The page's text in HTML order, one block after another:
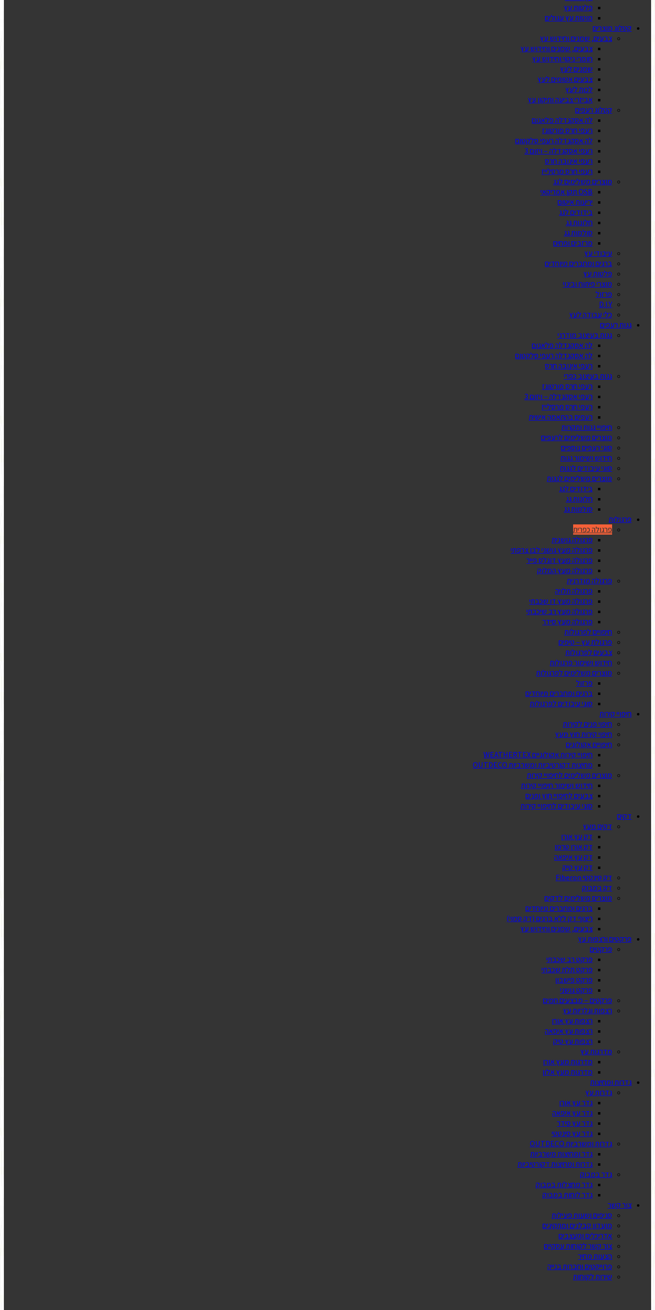
פלטות עץ
מוטות עץ עגולים
קטלוג מוצרים
צבעים, שמנים וחידוש עץ
צבעים, שמנים וחידוש עץ
חומרי ניקוי וחידוש עץ
שמנים לעץ
צבעים אטומים לעץ
לכות לעץ
אביזרי צביעה ותיקון עץ
קטלוג רעפים
לה אסקנדלה פלאנום
רעפי חרס פורטוגז
לה אסקנדלה רעפי סלקטום
רעפי אסקנדלה – ויזום 3
רעפי אינובה חרס
רעפי חרס מרסלייז
מוצרים משלימים לגג
OSB תקן אמריקאי
יריעות איטום
בידודים לגג
חלונות גג
סולמות גג
מרזבים ופחים
עיבודי עץ
ברגים ומחברים מיוחדים
פלטות עץ
מוצרי פיתוח ובינוי
פרזול
D.I.Y
כלי עבודה לעץ
גגות רעפים
גגות בעיצוב מודרני
לה אסקנדלה פלאנום
לה אסקנדלה רעפי סלקטום
רעפי אינובה חרס
גגות בעיצוב כפרי
רעפי חרס פורטוגז
רעפי אסקנדלה – ויזום 3
רעפי חרס מרסלייז
רעפים בהתאמה אישית
חיפויי גגות ותקרות
מוצרים משלימים לרעפים
סוגי רעפים נוספים
חידוש ושימור גגות
סוגי עיבודים לגגות
מוצרים משלימים לגגות
בידודים לגג
חלונות גג
סולמות גג
פרגולות
פרגולה כפרית
פרגולה גושנית
פרגולה מעץ גושני לבן צרפתי
פרגולה מעץ דוגלס פייר
פרגולה מעץ המלוק
פרגולה מודרנית
פרגולה תלויה
פרגולה מעץ דו שכבתי
פרגולה מעץ רב שיכבתי
פרגולה מעץ סידר
חיפויים לפרגולות
פרגולת עץ – טיפים
צבעים לפרגולות
חידוש ושימור פרגולות
מוצרים משלימים לפרגולות
פרזול
ברגים ומחברים מיוחדים
סוגי עיבודים לפרגולות
חיפויי קירות
חיפוי פנים לקירות
חיפוי קירות חוץ מעץ
חיפויים אקולוגים
חיפויי קירות אקולוגיים WEATHERTEX
מחיצות דקורטיביות ומשרביות OUTDECO
מוצרים משלימים לחיפויי קירות
חידוש ושימור חיפויי קירות
צבעים לחיפויי חוץ ופנים
סוגי עיבודים לחיפויי קירות
דקים
דקים מעץ
דק עץ אורן
דק אורן טרמו
דק עץ איפאה
דק עץ טיק
דק סינטטי Fiberon
דק במבוק
מוצרים משלימים לדקים
ברגים ומחברים מיוחדים
ריצוף דק ללא ברגים (דק סמוי)
צבעים, שמנים וחידוש עץ
פרקטים ורצפות עץ
פרקטים
פרקט רב שכבתי
פרקט תלת שכבתי
פרקט פישבון
פרקט גושני
פרקטים – מבצעים חמים
רצפות וגלריות עץ
רצפות עץ אורן
רצפות עץ איפאה
רצפות עץ טיק
מדרגות עץ
מדרגות מעץ אורן
מדרגות מעץ אלון
גדרות ומחיצות
גדרות עץ
גדר עץ אורן
גדר עץ איפאה
גדר עץ סידר
גדר עץ סינטטי
גדרות ומשרביות OUTDECO
גדר ומחיצות משרביות
גדרות ומחיצות דקורטיביות
גדר במבוק
גדר מחצלות במבוק
גדר לוחות במבוק
צור קשר
סניפים ושעות פעילות
מועדון קבלנים ומתקינים
אדריכלים ומעצבים
צור קשר לקוחות עסקיים
הצעות מחיר
פרוייקטים וחברות בנייה
שירות לקוחות